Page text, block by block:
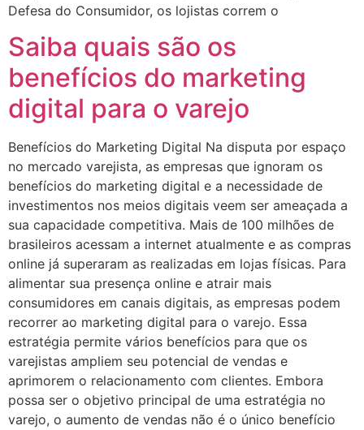
Defesa do Consumidor, os lojistas correm o
Saiba quais são os
benefícios do marketing
digital para o varejo
Benefícios do Marketing Digital Na disputa por espaço
no mercado varejista, as empresas que ignoram os
benefícios do marketing digital e a necessidade de
investimentos nos meios digitais veem ser ameaçada a
sua capacidade competitiva. Mais de 100 milhões de
brasileiros acessam a internet atualmente e as compras
online já superaram as realizadas em lojas físicas. Para
alimentar sua presença online e atrair mais
consumidores em canais digitais, as empresas podem
recorrer ao marketing digital para o varejo. Essa
estratégia permite vários benefícios para que os
varejistas ampliem seu potencial de vendas e
aprimorem o relacionamento com clientes. Embora
possa ser o objetivo principal de uma estratégia no
varejo, o aumento de vendas não é o único benefício